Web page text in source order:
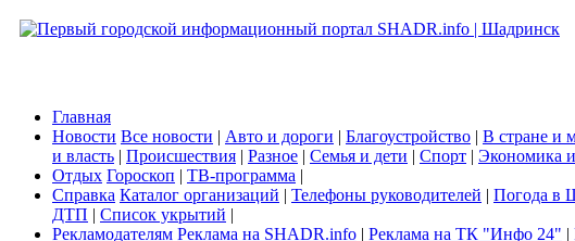
Главная
Новости Все новости | Авто и дороги | Благоустройство | В стране и
и власть | Происшествия | Разное | Семья и дети | Спорт | Экономика
Отдых Гороскоп | ТВ-программа |
Справка Каталог организаций | Телефоны руководителей | Погода в
ДТП | Список укрытий |
Рекламодателям Реклама на SHADR.info | Реклама на ТК "Инфо 24" |